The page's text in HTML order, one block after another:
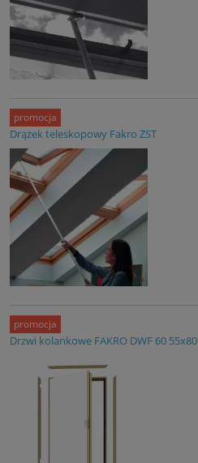
Drążek teleskopowy Fakro ZST
promocja
Drzwi kolankowe FAKRO DWF 60 55x80
promocja